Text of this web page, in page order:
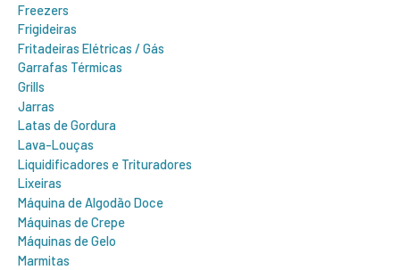
Freezers
Frigideiras
Fritadeiras Elétricas / Gás
Garrafas Térmicas
Grills
Jarras
Latas de Gordura
Lava-Louças
Liquidificadores e Trituradores
Lixeiras
Máquina de Algodão Doce
Máquinas de Crepe
Máquinas de Gelo
Marmitas